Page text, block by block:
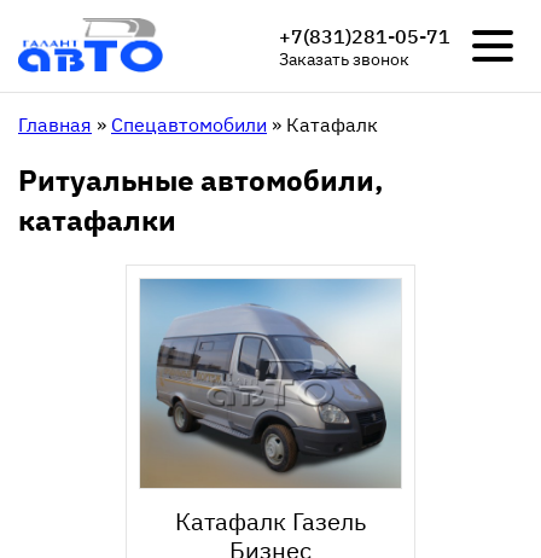
+7(831)281-05-71
Заказать звонок
Главная » Спецавтомобили » Катафалк
Ритуальные автомобили,
катафалки
Катафалк Газель
Бизнес